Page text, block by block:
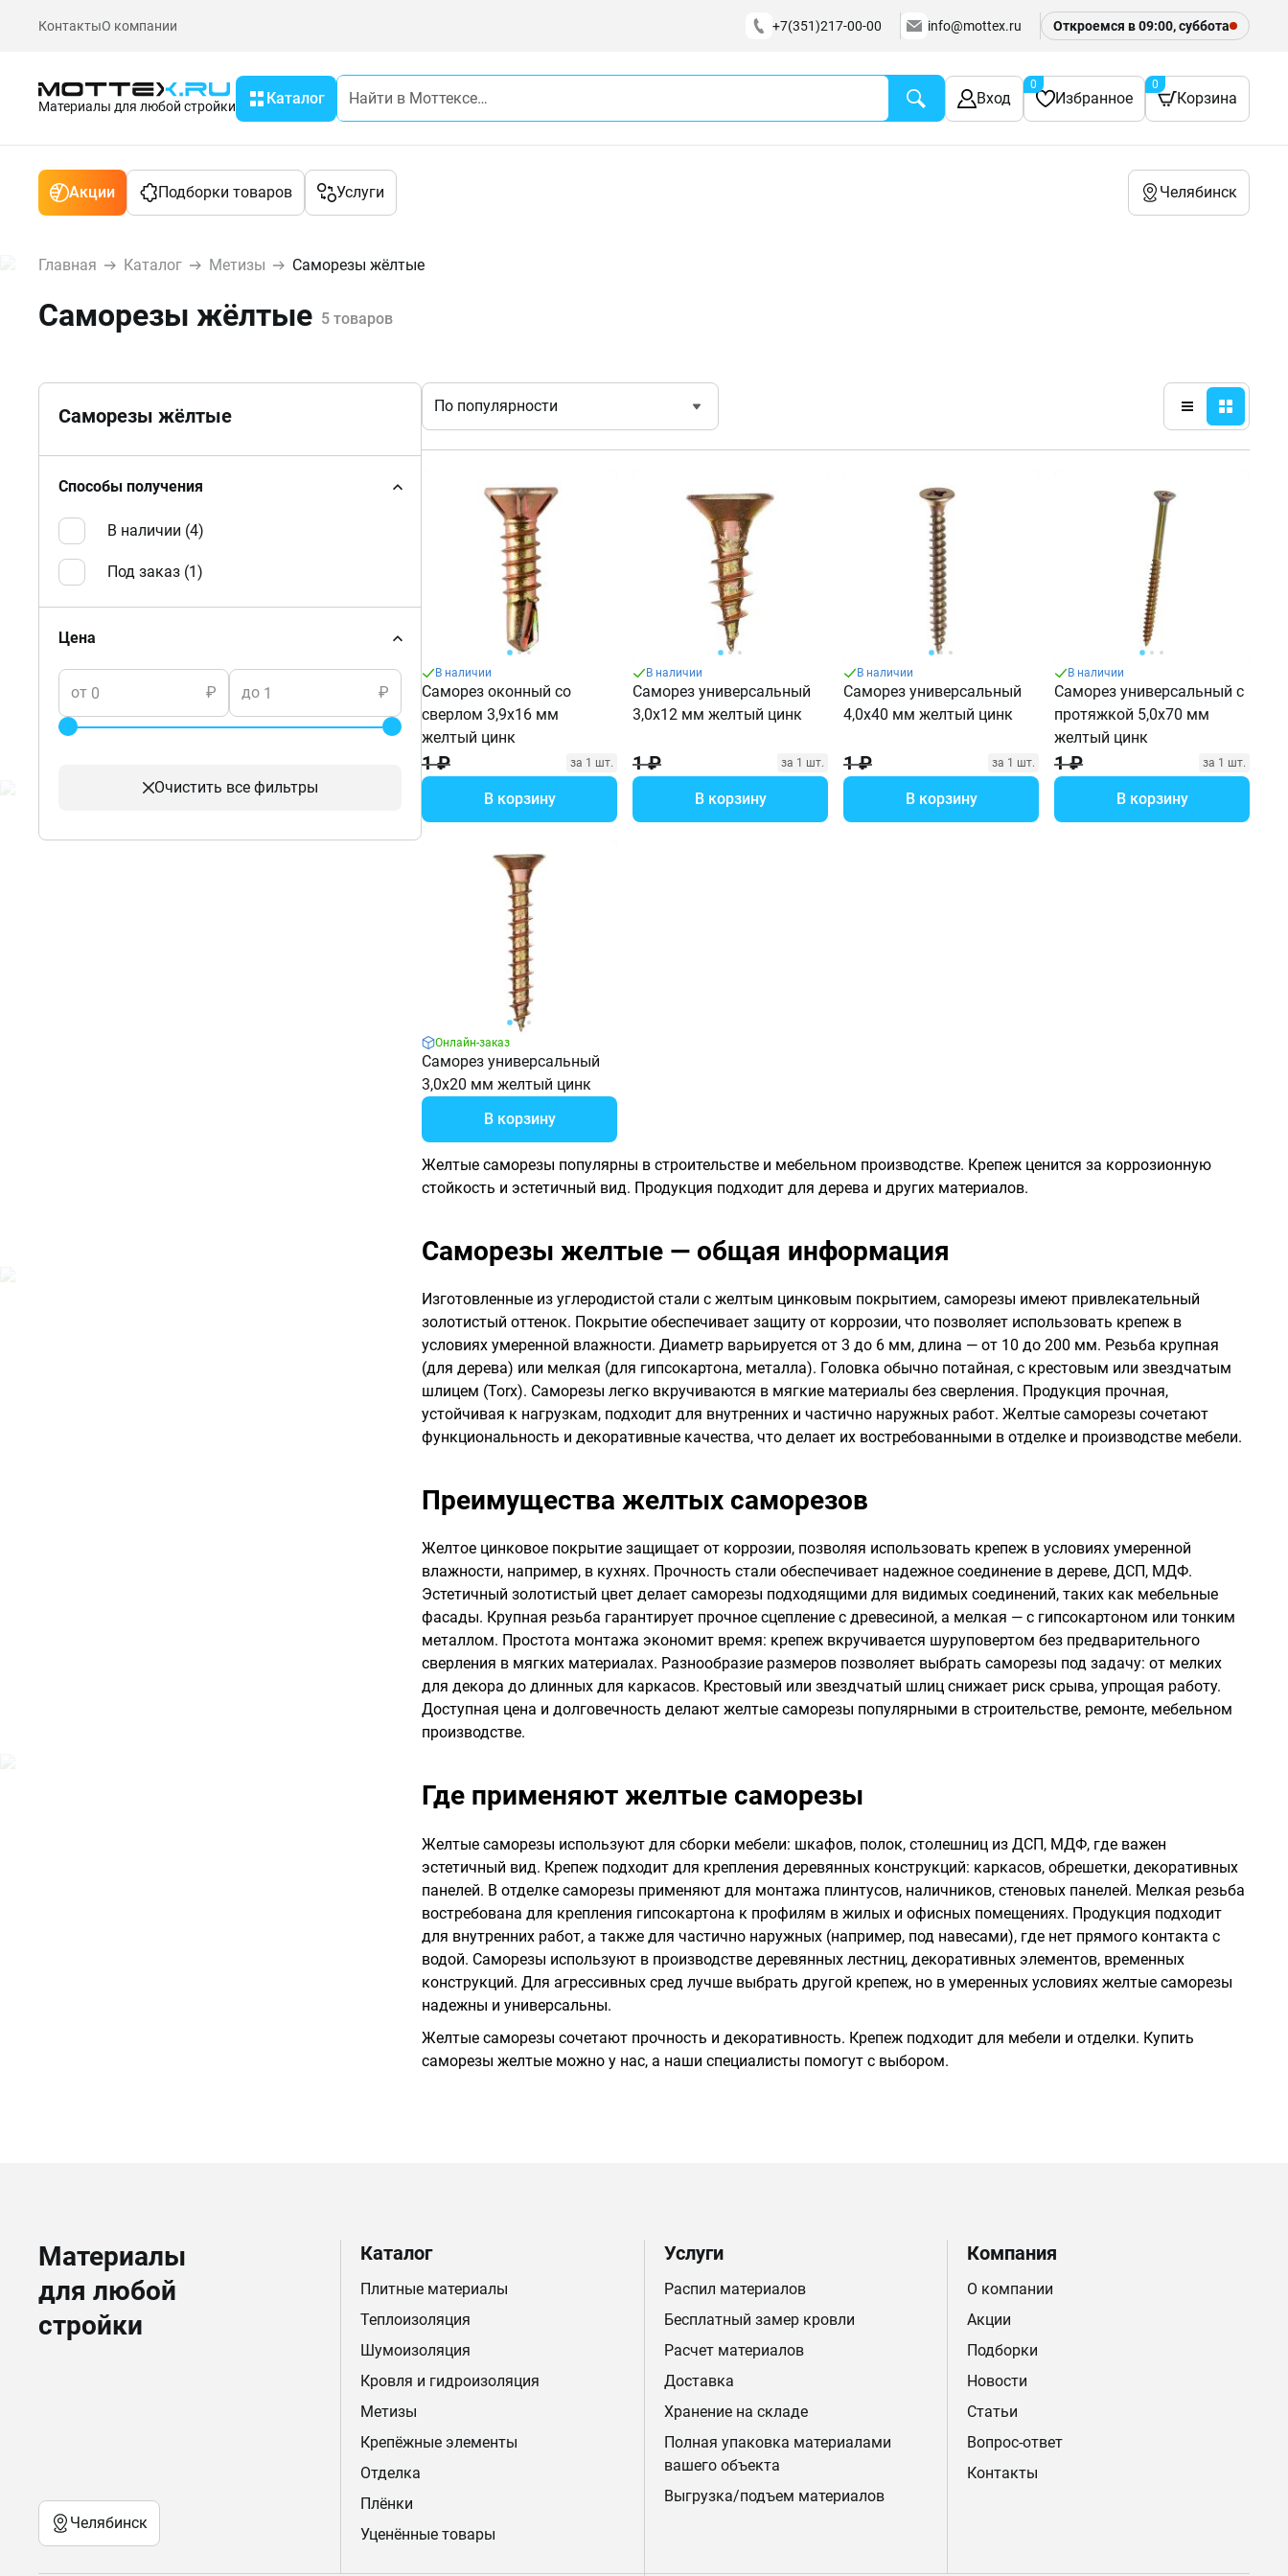
КонтактыО компании +7(351)217-00-00 info@mottex.ru Откроемся в 09:00, суббота
Материалы для любой стройки Каталог Вход Избранное
0
Корзина
0
Акции Подборки товаров Услуги Челябинск
Главная Каталог Метизы Саморезы жёлтые
Саморезы жёлтые 5 товаров
Саморезы жёлтые
Способы получения
В наличии (4)
Под заказ (1)
Цена
от ₽ до ₽
Очистить все фильтры
По популярности
В наличии
Саморез оконный со
сверлом 3,9х16 мм
желтый цинк
1 ₽ за 1 шт.
В корзину
В наличии
Саморез универсальный
3,0х12 мм желтый цинк
1 ₽ за 1 шт.
В корзину
В наличии
Саморез универсальный
4,0х40 мм желтый цинк
1 ₽ за 1 шт.
В корзину
В наличии
Саморез универсальный с
протяжкой 5,0х70 мм
желтый цинк
1 ₽ за 1 шт.
В корзину
Онлайн-заказ
Саморез универсальный
3,0х20 мм желтый цинк
В корзину
Желтые саморезы популярны в строительстве и мебельном производстве. Крепеж ценится за коррозионную
стойкость и эстетичный вид. Продукция подходит для дерева и других материалов.
Саморезы желтые — общая информация
Изготовленные из углеродистой стали с желтым цинковым покрытием, саморезы имеют привлекательный
золотистый оттенок. Покрытие обеспечивает защиту от коррозии, что позволяет использовать крепеж в
условиях умеренной влажности. Диаметр варьируется от 3 до 6 мм, длина — от 10 до 200 мм. Резьба крупная
(для дерева) или мелкая (для гипсокартона, металла). Головка обычно потайная, с крестовым или звездчатым
шлицем (Torx). Саморезы легко вкручиваются в мягкие материалы без сверления. Продукция прочная,
устойчивая к нагрузкам, подходит для внутренних и частично наружных работ. Желтые саморезы сочетают
функциональность и декоративные качества, что делает их востребованными в отделке и производстве мебели.
Преимущества желтых саморезов
Желтое цинковое покрытие защищает от коррозии, позволяя использовать крепеж в условиях умеренной
влажности, например, в кухнях. Прочность стали обеспечивает надежное соединение в дереве, ДСП, МДФ.
Эстетичный золотистый цвет делает саморезы подходящими для видимых соединений, таких как мебельные
фасады. Крупная резьба гарантирует прочное сцепление с древесиной, а мелкая — с гипсокартоном или тонким
металлом. Простота монтажа экономит время: крепеж вкручивается шуруповертом без предварительного
сверления в мягких материалах. Разнообразие размеров позволяет выбрать саморезы под задачу: от мелких
для декора до длинных для каркасов. Крестовый или звездчатый шлиц снижает риск срыва, упрощая работу.
Доступная цена и долговечность делают желтые саморезы популярными в строительстве, ремонте, мебельном
производстве.
Где применяют желтые саморезы
Желтые саморезы используют для сборки мебели: шкафов, полок, столешниц из ДСП, МДФ, где важен
эстетичный вид. Крепеж подходит для крепления деревянных конструкций: каркасов, обрешетки, декоративных
панелей. В отделке саморезы применяют для монтажа плинтусов, наличников, стеновых панелей. Мелкая резьба
востребована для крепления гипсокартона к профилям в жилых и офисных помещениях. Продукция подходит
для внутренних работ, а также для частично наружных (например, под навесами), где нет прямого контакта с
водой. Саморезы используют в производстве деревянных лестниц, декоративных элементов, временных
конструкций. Для агрессивных сред лучше выбрать другой крепеж, но в умеренных условиях желтые саморезы
надежны и универсальны.
Желтые саморезы сочетают прочность и декоративность. Крепеж подходит для мебели и отделки. Купить
саморезы желтые можно у нас, а наши специалисты помогут с выбором.
Материалы
для любой
стройки
Челябинск
Каталог
Плитные материалы
Теплоизоляция
Шумоизоляция
Кровля и гидроизоляция
Метизы
Крепёжные элементы
Отделка
Плёнки
Уценённые товары
Услуги
Распил материалов
Бесплатный замер кровли
Расчет материалов
Доставка
Хранение на складе
Полная упаковка материалами
вашего объекта
Выгрузка/подъем материалов
Компания
О компании
Акции
Подборки
Новости
Статьи
Вопрос-ответ
Контакты